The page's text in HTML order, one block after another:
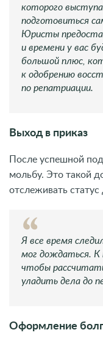
которого
подготовиться
Юристы
и времени у вас
большой плюс,
к одобрению
по репатриации.
Выход в приказ
После успешной
мольбу. Это такой
отслеживать статус
Я все время
мог дождаться. К
чтобы
уладить дела до
Оформление